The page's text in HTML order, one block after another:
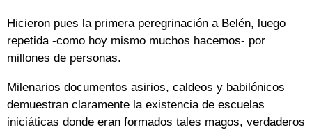
Hicieron pues la primera peregrinación a Belén, luego
repetida -como hoy mismo muchos hacemos- por
millones de personas.
Milenarios documentos asirios, caldeos y babilónicos
demuestran claramente la existencia de escuelas
iniciáticas donde eran formados tales magos, verdaderos